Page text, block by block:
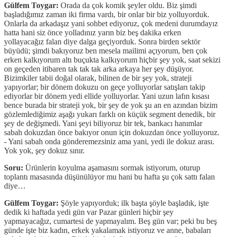
Gülfem Toygar: Orada da çok komik şeyler oldu. Biz şimdi
başladığımız zaman iki firma vardı, bir onlar bir biz yolluyorduk.
Onlarla da arkadaşız yani sohbet ediyoruz, çok medeni durumdayız
hatta hani siz önce yolladınız yarın biz beş dakika erken
yollayacağız falan diye dalga geçiyorduk. Sonra birden sektör
büyüdü; şimdi bakıyoruz ben mesela mailimi açıyorum, ben çok
erken kalkıyorum altı buçukta kalkıyorum hiçbir şey yok, saat sekizi
on geçeden itibaren tak tak tak arka arkaya her şey düşüyor.
Bizimkiler tabii doğal olarak, bilinen de bir şey yok, strateji
yapıyorlar; bir dönem dokuzu on geçe yolluyorlar satışları takip
ediyorlar bir dönem yedi ellide yolluyorlar. Yani uzun lafın kısası
bence burada bir strateji yok, bir şey de yok şu an en azından bizim
gözlemlediğimiz aşağı yukarı farklı on küçük segment denedik, bir
şey de değişmedi. Yani şeyi biliyoruz bir tek, bankacı hanımlar
sabah dokuzdan önce bakıyor onun için dokuzdan önce yolluyoruz.
- Yani sabah onda gönderemezsiniz ama yani, yedi ile dokuz arası.
Yok yok, şey dokuz sınır.
Soru: Ürünlerin koyulma aşamasını sormak istiyorum, oturup
toplantı masasında düşünülüyor mu hani bu hafta şu çok sattı falan
diye…
Gülfem Toygar: Şöyle yapıyorduk; ilk başta şöyle başladık, işte
dedik ki haftada yedi gün var Pazar günleri hiçbir şey
yapmayacağız, cumartesi de yapmayalım. Beş gün var; peki bu beş
günde işte biz kadın, erkek yakalamak istiyoruz ve anne, babaları